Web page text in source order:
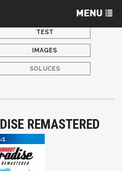
TEST
IMAGES
SOLUCES
REMASTERED